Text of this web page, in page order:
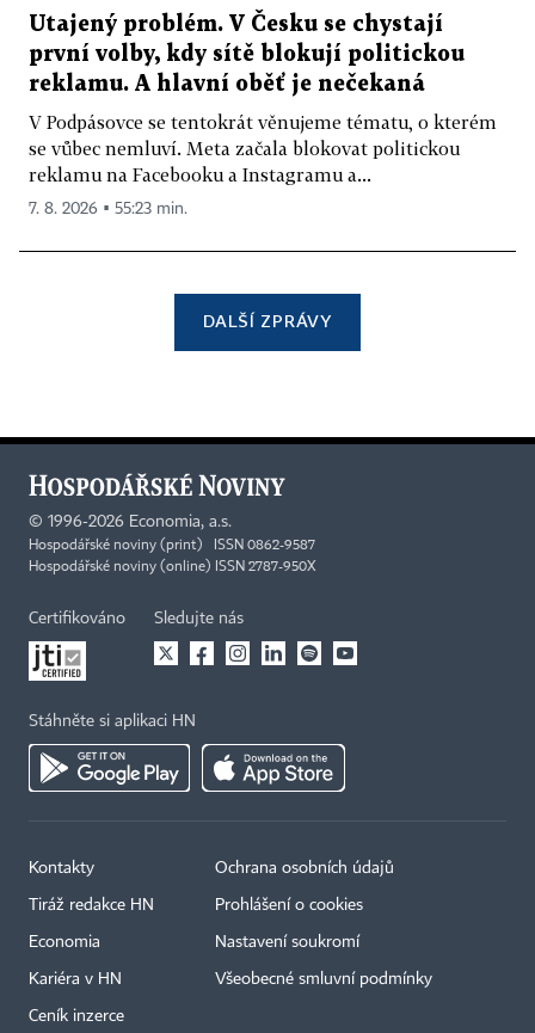
Utajený problém. V Česku se chystají
první volby, kdy sítě blokují politickou
reklamu. A hlavní oběť je nečekaná
V Podpásovce se tentokrát věnujeme tématu, o kterém
se vůbec nemluví. Meta začala blokovat politickou
reklamu na Facebooku a Instagramu a...
7. 8. 2026 ▪ 55:23 min.
DALŠÍ ZPRÁVY
© 1996-2026 Economia, a.s.
Hospodářské noviny (print) ISSN 0862-9587
Hospodářské noviny (online) ISSN 2787-950X
Certifikováno Sledujte nás
Stáhněte si aplikaci HN
Kontakty
Tiráž redakce HN
Economia
Kariéra v HN
Ceník inzerce
Ochrana osobních údajů
Prohlášení o cookies
Nastavení soukromí
Všeobecné smluvní podmínky